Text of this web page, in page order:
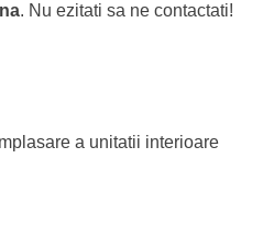
. Nu ezitati sa ne contactati!
a unitatii interioare